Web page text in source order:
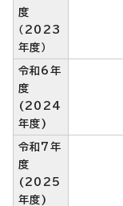
度
（2023
年度）
令和6年
度
(2024
年度)
令和7年
度
(2025
年度)